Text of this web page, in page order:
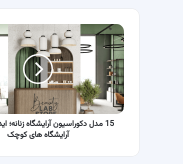
15
مدل
دکوراسیون
آرایشگاه
زنانه؛
ایده‌
هایی
برای
آرایشگاه‌
15 مدل دکوراسیون آرایشگاه زنانه؛
آرایشگاه‌ های کوچک